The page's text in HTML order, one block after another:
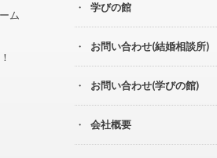
ム
学びの館
お問い合わせ(結婚相談所)
お問い合わせ(学びの館)
会社概要